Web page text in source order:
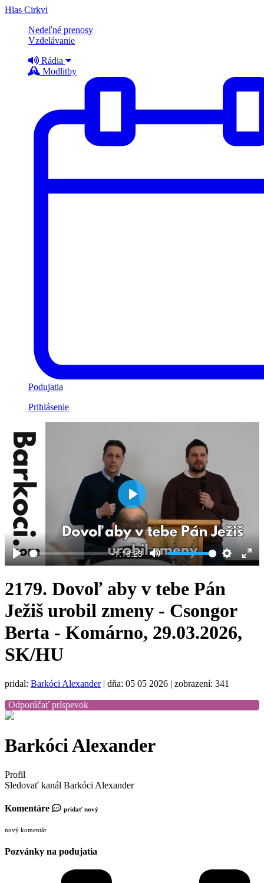
Hlas Cirkvi
Nedeľné prenosy
Vzdelávanie
Rádia
Modlitby
Podujatia
Prihlásenie
Play
-1:18:23
Mute Settings
Play
2179. Dovoľ aby v tebe Pán
Ježiš urobil zmeny - Csongor
Berta - Komárno, 29.03.2026,
SK/HU
pridal: Barkóci Alexander| dňa: 05 05 2026 | zobrazení: 341
Odporúčať príspevok
Barkóci Alexander
Profil
Sledovať kanál Barkóci Alexander
Komentáre pridať nový
nový komentár
Pozvánky na podujatia